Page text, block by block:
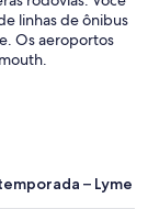
linhas de ônibus
Os aeroportos
– Lyme